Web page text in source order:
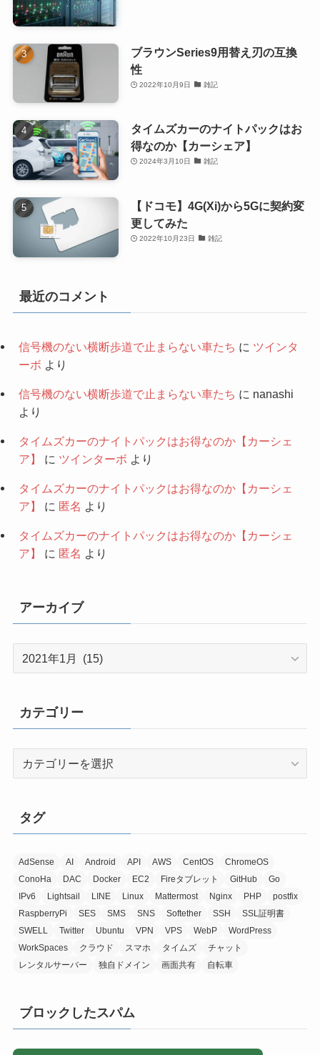
ブラウンSeries9用替え刃の互換
性
2022年10月9日 雑記
タイムズカーのナイトパックはお
得なのか【カーシェア】
2024年3月10日 雑記
【ドコモ】4G(Xi)から5Gに契約変
更してみた
2022年10月23日 雑記
最近のコメント
信号機のない横断歩道で止まらない車たち に ツインタ
ーボ より
信号機のない横断歩道で止まらない車たち に nanashi
より
タイムズカーのナイトパックはお得なのか【カーシェ
ア】
に ツインターボ より
タイムズカーのナイトパックはお得なのか【カーシェ
ア】
に 匿名 より
タイムズカーのナイトパックはお得なのか【カーシェ
ア】
に 匿名 より
アーカイブ
ブ
カテゴリー
ー
タグ
AdSense AI Android API AWS CentOS
ChromeOS
ConoHa
DAC Docker EC2 Fireタブレット GitHub
Go
IPv6
Lightsail LINE Linux Mattermost Nginx PHP
postfix
RaspberryPi
SES SMS SNS Softether SSH
SSL証明書
SWELL
Twitter Ubuntu VPN VPS WebP
WordPress
WorkSpaces
クラウド スマホ タイムズ
チャット
レンタルサーバー
独自ドメイン 画面共有 自転車
ブロックしたスパム